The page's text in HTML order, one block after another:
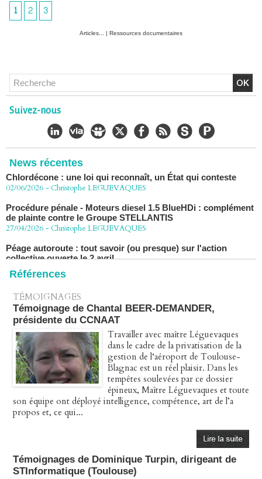
1
2 3
Articles... | Ressources documentaires
Suivez-nous
News récentes
vers la Cour de cassation
30/06/2026 -Christophe LEGUEVAQUES
CHLORDÉCONE Déclaration de Me Christophe
décision de confirmation du non-lieu
-Christophe LEGUEVAQUES
Chlordécone : une loi qui reconnaît, un État qui conteste
02/06/2026 -Christophe LEGUEVAQUES
Procédure pénale - Moteurs diesel 1.5 BlueHDi : complément
27/04/2026 - Christophe LEGUEVAQUES
Péage autoroute : tout savoir (ou presque) sur l'action
07/04/2026 -Christophe LEGUEVAQUES
Références
TÉMOIGNAGES
Témoignage de Chantal BEER-DEMANDER,
présidente du CCNAAT
Travailler avec maître Léguevaques
dans le cadre de la privatisation de la
gestion de l‘aéroport de Toulouse-
Blagnac est un réel plaisir. Dans les
tempêtes soulevées par ce dossier
épineux, Maître Léguevaques et toute
son équipe ont déployé intelligence, compétence, art de l’a
propos et, ce qui...
Témoignages de Dominique Turpin, dirigeant de
STInformatique (Toulouse)